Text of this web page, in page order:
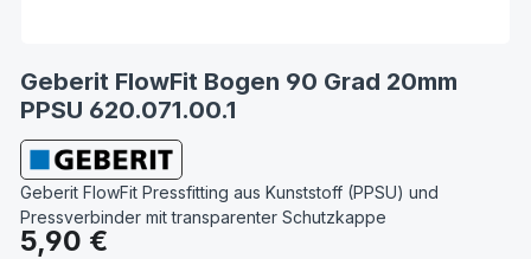
Geberit FlowFit Bogen 90 Grad 20mm
PPSU 620.071.00.1
Geberit FlowFit Pressfitting aus Kunststoff (PPSU) und
Pressverbinder mit transparenter Schutzkappe
Regulärer Preis:
5,90 €